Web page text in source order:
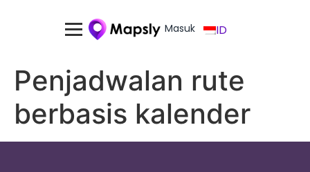
Masuk ID
Penjadwalan rute
berbasis kalender